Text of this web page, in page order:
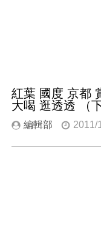
紅葉 國度 京都
大喝 逛透透 （下
編輯部 2011/